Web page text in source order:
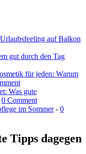
auf Balkon
gut durch den Tag
für jeden: Warum
Was gute
0 Comment
im Sommer- 0
Tipps dagegen